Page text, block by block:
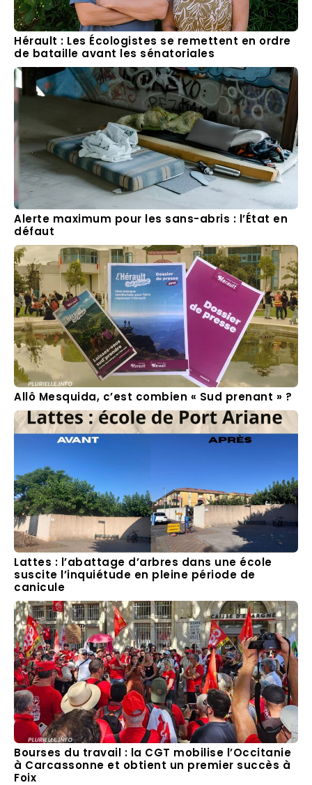
Hérault : Les Écologistes se remettent en ordre
de bataille avant les sénatoriales
Alerte maximum pour les sans-abris : l’État en
défaut
Allô Mesquida, c’est combien « Sud prenant » ?
Lattes : l’abattage d’arbres dans une école
suscite l’inquiétude en pleine période de
canicule
Bourses du travail : la CGT mobilise l’Occitanie
à Carcassonne et obtient un premier succès à
Foix